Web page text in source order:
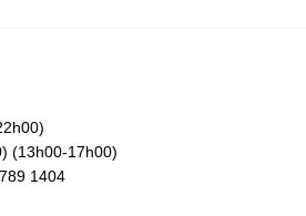
(13h00-17h00)
1404